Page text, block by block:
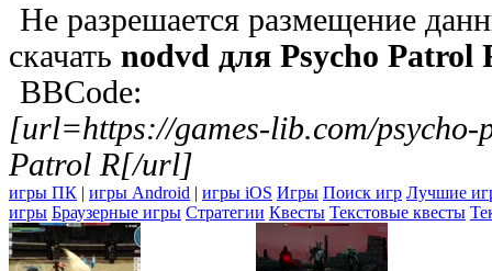
Не разрешается размещение
скачать nodvd для Psycho Patrol
BBCode:
[url=https://games-lib.com/
Patrol R[/url]
игры ПК | игры Android | игры iOS Игры Поиск игр Лучшие
игры Браузерные игры Стратегии Квесты Текстовые квесты